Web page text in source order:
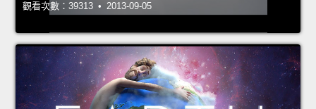
觀看次數：39313 • 2013-09-05